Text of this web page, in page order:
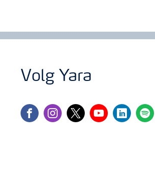
Volg Yara
facebookinstagram
twitteryoutubelinkedin